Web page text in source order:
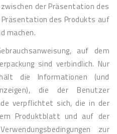
der Präsentation des
des Produkts auf
machen.
auf dem
sind verbindlich. Nur
die Informationen (und
die der Benutzer
verpflichtet sich, die in der
Produktblatt und auf der
zur